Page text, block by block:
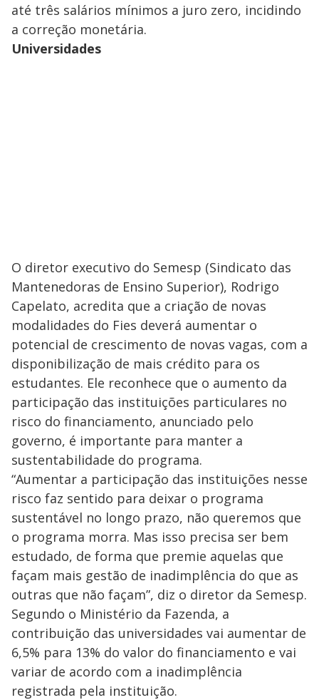
até três salários mínimos a juro zero, incidindo
a correção monetária.
Universidades
O diretor executivo do Semesp (Sindicato das
Mantenedoras de Ensino Superior), Rodrigo
Capelato, acredita que a criação de novas
modalidades do Fies deverá aumentar o
potencial de crescimento de novas vagas, com a
disponibilização de mais crédito para os
estudantes. Ele reconhece que o aumento da
participação das instituições particulares no
risco do financiamento, anunciado pelo
governo, é importante para manter a
sustentabilidade do programa.
“Aumentar a participação das instituições nesse
risco faz sentido para deixar o programa
sustentável no longo prazo, não queremos que
o programa morra. Mas isso precisa ser bem
estudado, de forma que premie aquelas que
façam mais gestão de inadimplência do que as
outras que não façam”, diz o diretor da Semesp.
Segundo o Ministério da Fazenda, a
contribuição das universidades vai aumentar de
6,5% para 13% do valor do financiamento e vai
variar de acordo com a inadimplência
registrada pela instituição.